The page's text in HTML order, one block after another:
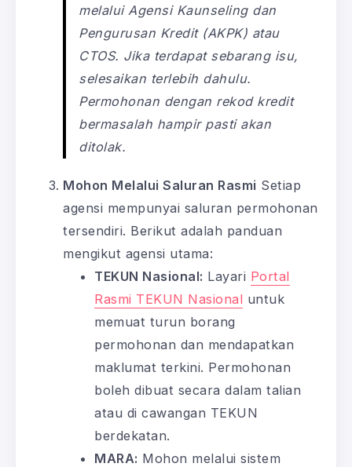
melalui Agensi Kaunseling dan
Pengurusan Kredit (AKPK) atau
CTOS. Jika terdapat sebarang isu,
selesaikan terlebih dahulu.
Permohonan dengan rekod kredit
bermasalah hampir pasti akan
ditolak.
Mohon Melalui Saluran Rasmi Setiap
agensi mempunyai saluran permohonan
tersendiri. Berikut adalah panduan
mengikut agensi utama:
TEKUN Nasional: Layari Portal
Rasmi TEKUN Nasional untuk
memuat turun borang
permohonan dan mendapatkan
maklumat terkini. Permohonan
boleh dibuat secara dalam talian
atau di cawangan TEKUN
berdekatan.
MARA: Mohon melalui sistem